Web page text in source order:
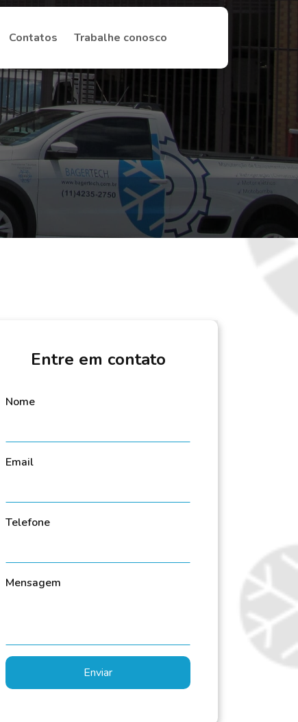
Contatos Trabalhe conosco
Entre em contato
Nome
Email
Telefone
Mensagem
Enviar